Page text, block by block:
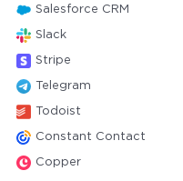
Salesforce CRM
Slack
Stripe
Telegram
Todoist
Constant Contact
Copper